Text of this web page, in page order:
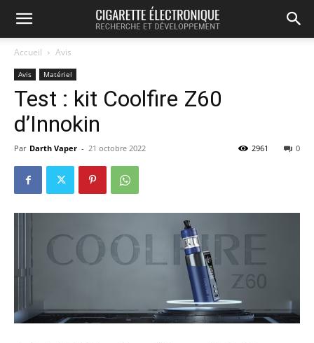
Accueil Avis
Avis Matériel
Test : kit Coolfire Z60
d’Innokin
Par Darth Vaper - 21 octobre 2022 0
2961